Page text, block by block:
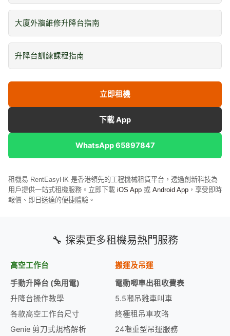
大廈外牆維修升降台指南
升降台訓練課程指南
立即租機
下載 App
WhatsApp 65897847
租機易 RentEasyHK 是香港領先的工程機械租賃平台，透過創新科技為
用戶提供一站式租機服務。立即下載 iOS App 或 Android App ，享受即時
報價、即日送達的便捷體驗。
🔧 探索更多租機易熱門服務
高空工作台
手動升降台 (免用電)
升降台操作教學
各款高空工作台尺寸
Genie 剪刀式規格解析
搬運及吊運
電動唧車出租收費表
5.5噸吊雞車叫車
終極租吊車攻略
24噸重型吊運服務